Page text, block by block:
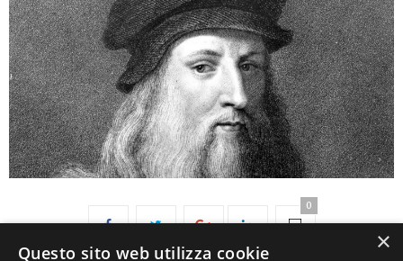
0
×
Questo sito web utilizza cookie